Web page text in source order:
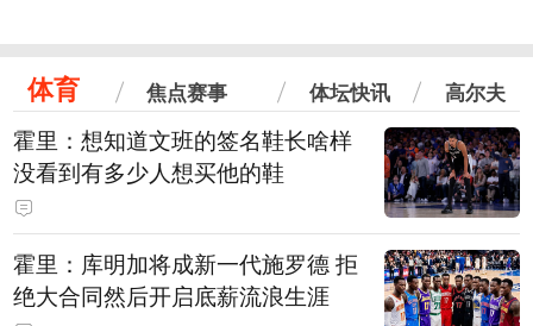
体育 焦点赛事 体坛快讯 高尔夫
霍里：想知道文班的签名鞋长啥样
没看到有多少人想买他的鞋
霍里：库明加将成新一代施罗德 拒
绝大合同然后开启底薪流浪生涯